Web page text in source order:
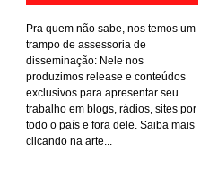
Pra quem não sabe, nos temos um
trampo de assessoria de
disseminação: Nele nos
produzimos release e conteúdos
exclusivos para apresentar seu
trabalho em blogs, rádios, sites por
todo o país e fora dele. Saiba mais
clicando na arte...